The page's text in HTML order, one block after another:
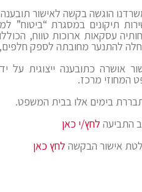
הוגשה בקשה לאישור תובענה
תיקונים במסגרת “ביטוח”
עסקאות ארוכות טווח,
להתנער מחובתה לספק
אושרה כתובענה ייצוגית על
המחוזי מרכז.
בימים אלו בבית המשפט.
התביעה לחץ/י כאן
אישור הבקשה לחץ כאן